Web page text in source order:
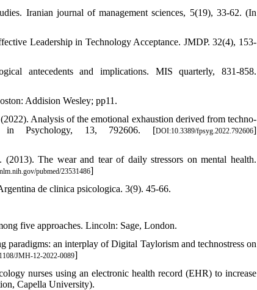
Iranian journal of management sciences, 5(19), 33-62. (In
Leadership in Technology Acceptance. JMDP. 32(4), 153-
antecedents and implications. MIS quarterly, 831-858.
Addision Wesley; pp11.
Analysis of the emotional exhaustion derived from techno-
in Psychology, 13, 792606. [DOI:10.3389/fpsyg.2022.792606]
The wear and tear of daily stressors on mental health.
pubmed/23531486]
de clinica psicologica. 3(9). 45-66.
five approaches. Lincoln: Sage, London.
an interplay of Digital Taylorism and technostress on
JMH-12-2022-0089]
nurses using an electronic health record (EHR) to increase
Capella University).